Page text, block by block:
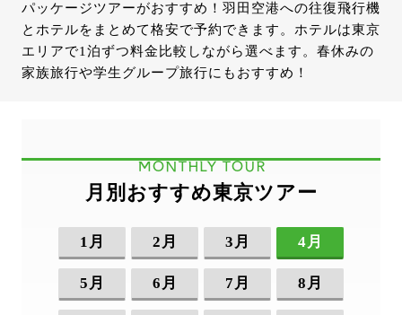
パッケージツアーがおすすめ！羽田空港への往復飛行機
とホテルをまとめて格安で予約できます。ホテルは東京
エリアで1泊ずつ料金比較しながら選べます。春休みの
家族旅行や学生グループ旅行にもおすすめ！
MONTHLY TOUR
月別おすすめ東京ツアー
1月 2月 3月 4月
5月 6月 7月 8月